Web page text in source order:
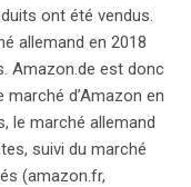
la relation
renforçant la
droits aux
désormais
et
concernant
Cependant, les
ont été vendus.
allemand en 2018
Amazon.de est donc
d’Amazon en
le marché allemand
suivi du marché
(amazon.fr,